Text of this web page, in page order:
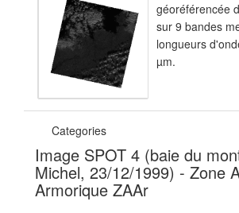
géoréférencée
sur 9 bandes
longueurs
µm.
Categories
Image SPOT 4 (baie du
Michel, 23/12/1999) - Zone
Armorique ZAAr